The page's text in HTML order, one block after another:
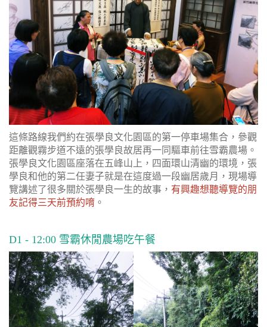
這條路線我們約在張學良文化園區的第一停車場集合，參觀
距離觀霧步道不遠的張學良故居再一同驅車前往雪霸農場。
張學良文化園區座落在五峰山上，四面環山清幽的環境，張
學良和他的第二任妻子就是在這度過一段幽居歲月，現場導
覽講述了很多關於張學良一生的故事， 有興趣想聽導覽的朋
友記得三天前預約唷 。
D1 - 12:00 雪霸休閒農場吃午餐